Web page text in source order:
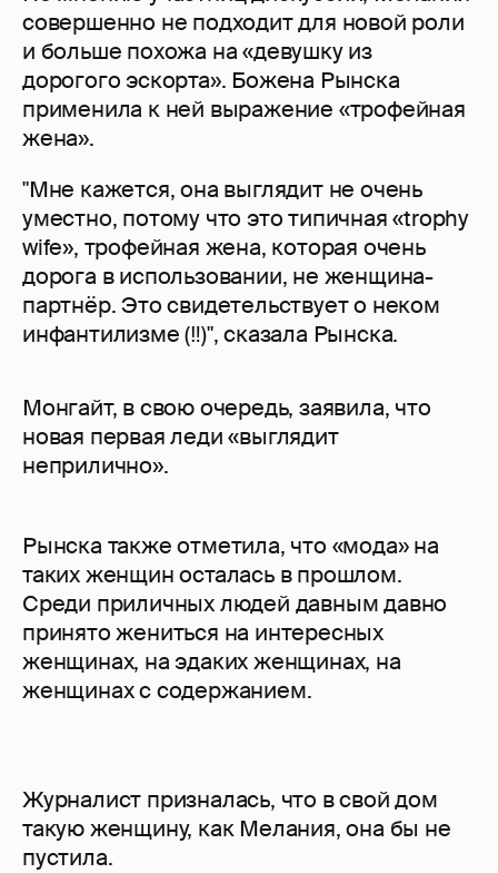
совершенно не подходит для новой роли
и больше похожа на «девушку из
дорогого эскорта». Божена Рынска
применила к ней выражение «трофейная
жена».
"Мне кажется, она выглядит не очень
уместно, потому что это типичная «trophy
wife», трофейная жена, которая очень
дорога в использовании, не женщина-
партнёр. Это свидетельствует о неком
инфантилизме (‼️)", сказала Рынска.
Монгайт, в свою очередь, заявила, что
новая первая леди «выглядит
неприлично».
Рынска также отметила, что «мода» на
таких женщин осталась в прошлом.
Среди приличных людей давным давно
принято жениться на интересных
женщинах, на эдаких женщинах, на
женщинах с содержанием.
Журналист призналась, что в свой дом
такую женщину, как Мелания, она бы не
пустила.